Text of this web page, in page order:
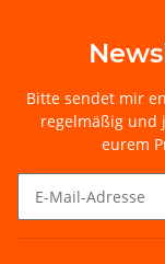
Bitte sendet mir
regelmäßig und
eurem